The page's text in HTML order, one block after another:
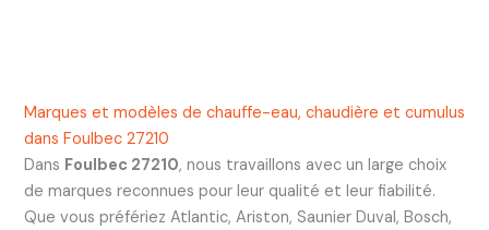
Marques et modèles de chauffe-eau, chaudière et cumulus
dans Foulbec 27210
Dans Foulbec 27210, nous travaillons avec un large choix
de marques reconnues pour leur qualité et leur fiabilité.
Que vous préfériez Atlantic, Ariston, Saunier Duval, Bosch,